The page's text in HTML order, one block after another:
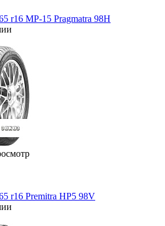
r16 MP-15 Pragmatra 98H
r16 Premitra HP5 98V